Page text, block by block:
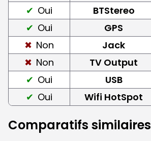
Oui
BTStereo
Oui
GPS
Non
Jack
Non
TV Output
Oui
USB
Oui
Wifi HotSpot
Comparatifs similaires